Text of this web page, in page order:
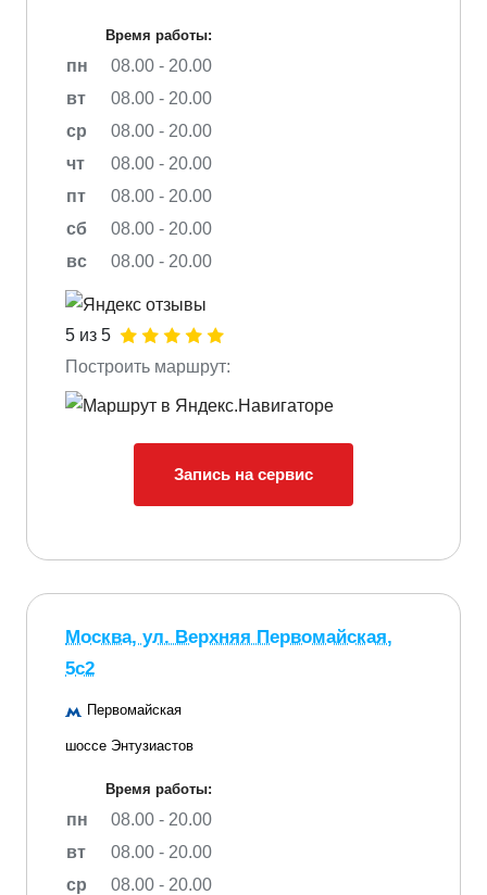
Время работы:
пн
08.00 - 20.00
вт
08.00 - 20.00
ср
08.00 - 20.00
чт
08.00 - 20.00
пт
08.00 - 20.00
сб
08.00 - 20.00
вс
08.00 - 20.00
5 из 5
Построить маршрут:
Запись на сервис
Москва, ул. Верхняя Первомайская,
5с2
Первомайская
шоссе Энтузиастов
Время работы:
пн
08.00 - 20.00
вт
08.00 - 20.00
ср
08.00 - 20.00